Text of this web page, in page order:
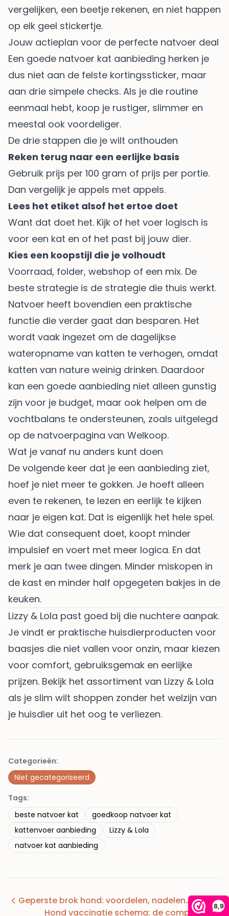
8,9
vergelijken, een beetje rekenen, en niet happen
op elk geel stickertje.
Jouw actieplan voor de perfecte natvoer deal
Een goede natvoer kat aanbieding herken je
dus niet aan de felste kortingssticker, maar
aan drie simpele checks. Als je die routine
eenmaal hebt, koop je rustiger, slimmer en
meestal ook voordeliger.
De drie stappen die je wilt onthouden
Reken terug naar een eerlijke basis
Gebruik prijs per 100 gram of prijs per portie.
Dan vergelijk je appels met appels.
Lees het etiket alsof het ertoe doet
Want dat doet het. Kijk of het voer logisch is
voor een kat en of het past bij jouw dier.
Kies een koopstijl die je volhoudt
Voorraad, folder, webshop of een mix. De
beste strategie is de strategie die thuis werkt.
Natvoer heeft bovendien een praktische
functie die verder gaat dan besparen. Het
wordt vaak ingezet om de dagelijkse
wateropname van katten te verhogen, omdat
katten van nature weinig drinken. Daardoor
kan een goede aanbieding niet alleen gunstig
zijn voor je budget, maar ook helpen om de
vochtbalans te ondersteunen, zoals uitgelegd
op de natvoerpagina van Welkoop.
Wat je vanaf nu anders kunt doen
De volgende keer dat je een aanbieding ziet,
hoef je niet meer te gokken. Je hoeft alleen
even te rekenen, te lezen en eerlijk te kijken
naar je eigen kat. Dat is eigenlijk het hele spel.
Wie dat consequent doet, koopt minder
impulsief en voert met meer logica. En dat
merk je aan twee dingen. Minder miskopen in
de kast en minder half opgegeten bakjes in de
keuken.
Lizzy & Lola past goed bij die nuchtere aanpak.
Je vindt er praktische huisdierproducten voor
baasjes die niet vallen voor onzin, maar kiezen
voor comfort, gebruiksgemak en eerlijke
prijzen. Bekijk het assortiment van Lizzy & Lola
als je slim wilt shoppen zonder het welzijn van
je huisdier uit het oog te verliezen.
Categorieën:
Niet gecategoriseerd
Tags:
beste natvoer kat
goedkoop natvoer kat
kattenvoer aanbieding
Lizzy & Lola
natvoer kat aanbieding
Geperste brok hond: voordelen, nadelen…
Hond vaccinatie schema: de complete…